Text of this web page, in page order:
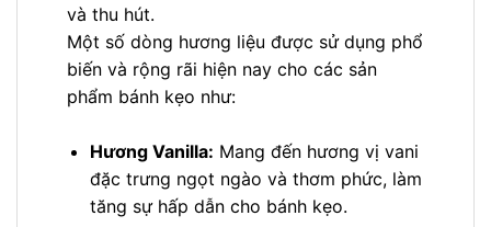
và thu hút.
Một số dòng hương liệu được sử dụng phổ
biến và rộng rãi hiện nay cho các sản
phẩm bánh kẹo như:
Hương Vanilla: Mang đến hương vị vani
đặc trưng ngọt ngào và thơm phức, làm
tăng sự hấp dẫn cho bánh kẹo.